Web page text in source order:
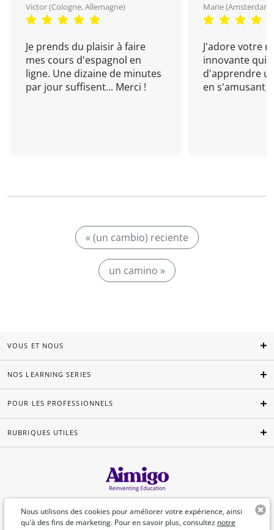
Victor (Cologne, Allemagne)
Je prends du plaisir à faire
mes cours d'espagnol en
ligne. Une dizaine de minutes
par jour suffisent... Merci !
Marie (Amsterdam,
J'adore votre
innovante qui
d'apprendre
en s'amusant !
« (un cambio) reciente
un camino »
Nous utilisons des cookies pour améliorer votre expérience, ainsi
qu'à des fins de marketing. Pour en savoir plus, consultez notre
VOUS ET NOUS
NOS LEARNING SERIES
POUR LES PROFESSIONNELS
RUBRIQUES UTILES
Français